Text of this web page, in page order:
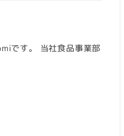
です。 当社食品事業部